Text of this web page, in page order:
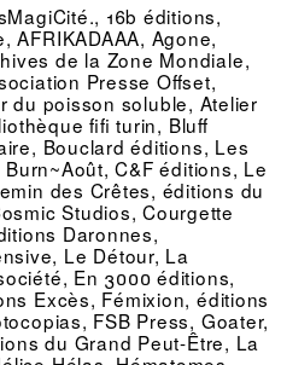
16b éditions,
AFRIKADAAA, Agone,
de la Zone Mondiale,
Presse Offset,
du poisson soluble, Atelier
fifi turin, Bluff
Bouclard éditions, Les
C&F éditions, Le
des Crêtes, éditions du
Studios, Courgette
Daronnes,
Le Détour, La
En 3000 éditions,
Excès, Fémixion, éditions
FSB Press, Goater,
du Grand Peut-Être, La